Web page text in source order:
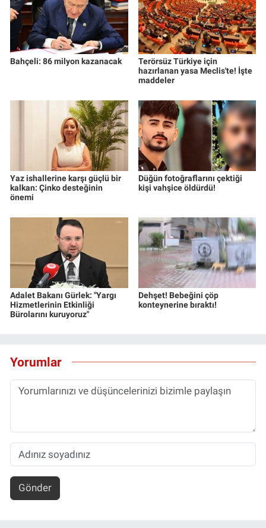
Bahçeli: 86 milyon kazanacak
Terörsüz Türkiye için
hazırlanan yasa Meclis'te! İşte
maddeler
Yaz ishallerine karşı güçlü bir
kalkan: Çinko desteğinin
önemi
Düğün fotoğraflarını çektiği
kişi vahşice öldürdü!
Adalet Bakanı Gürlek: "Yargı
Hizmetlerinin Etkinliği
Bürolarını kuruyoruz"
Dehşet! Bebeğini çöp
konteynerine bıraktı!
Yorumlar
Gönder